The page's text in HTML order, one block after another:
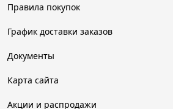
Правила покупок
График доставки заказов
Документы
Карта сайта
Акции и распродажи